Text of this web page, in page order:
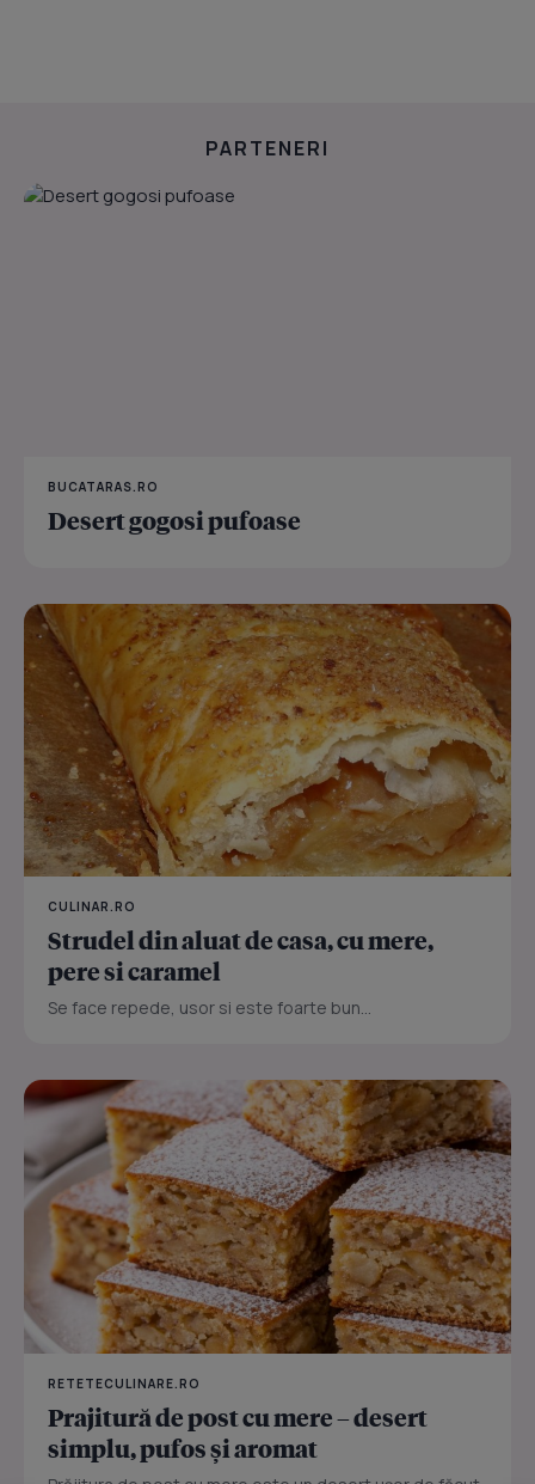
PARTENERI
BUCATARAS.RO
Desert gogosi pufoase
CULINAR.RO
Strudel din aluat de casa, cu mere,
pere si caramel
Se face repede, usor si este foarte bun...
RETETECULINARE.RO
Prajitură de post cu mere – desert
simplu, pufos și aromat